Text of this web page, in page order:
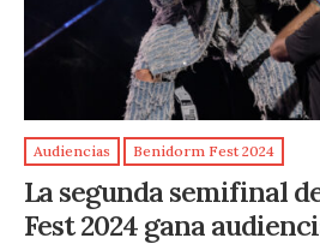
Audiencias Benidorm Fest 2024
La segunda semifinal
Fest 2024 gana